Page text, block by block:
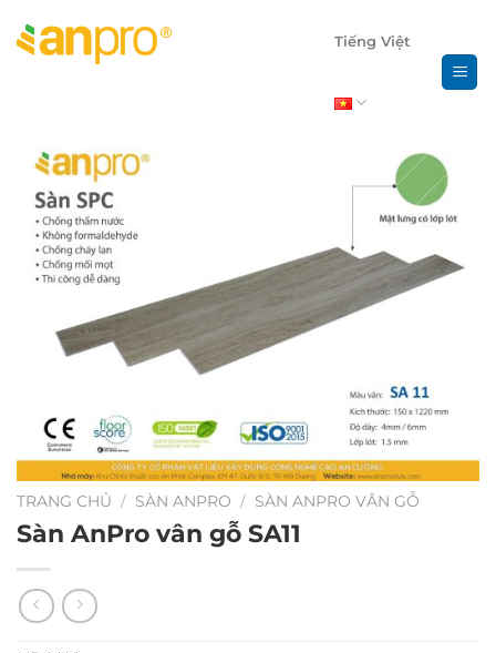
đến
Tiếng Việt
TRANG CHỦ / SÀN ANPRO / SÀN ANPRO VÂN GỖ
Sàn AnPro vân gỗ SA11